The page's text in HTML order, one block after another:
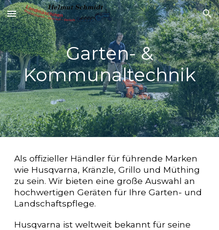
Skip to main content Skip to navigation
Garten- &
Kommunaltechnik
Als offizieller Händler für führende Marken
wie Husqvarna, Kränzle, Grillo und Müthing
zu sein. Wir bieten eine große Auswahl an
hochwertigen Geräten für Ihre Garten- und
Landschaftspflege.
Husqvarna ist weltweit bekannt für seine